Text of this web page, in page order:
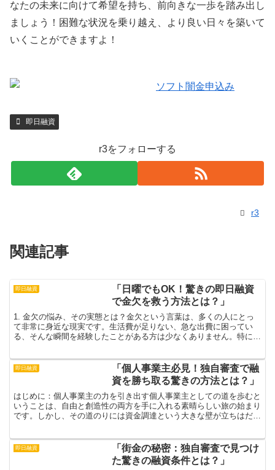
なたの未来に向けて希望を持ち、前向きな一歩を踏み出し
ましょう！困難な状況を乗り越え、より良い日々を築いて
いくことができますよ！
即日融資
r3をフォローする
r3
関連記事
即日融資
「日曜でもOK！驚きの即日融資
で金欠を救う方法とは？」
1. 金欠の悩み、その実態とは？金欠という言葉は、多くの人にとっ
て非常に身近な現実です。生活費が足りない、急な出費に困ってい
る、そんな瞬間を経験したことがある方は少なくありません。特に週
即日融資
「個人事業主必見！独自審査で融
資を勝ち取る驚きの方法とは？」
はじめに：個人事業主の力を引き出す個人事業主としての道を歩むと
いうことは、自由と創造性の両方を手に入れる素晴らしい旅の始まり
です。しかし、その道のりには資金調達という大きな壁が立ちはだか
即日融資
「街金の秘密：独自審査で見つけ
た驚きの融資条件とは？」